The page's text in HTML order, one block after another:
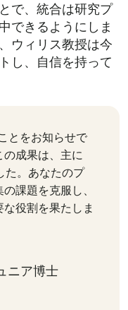
で、統合は研究プ
できるようにしま
ウィリス教授は今
し、自信を持って
とをお知らせで
の成果は、主に
た。あなたのプ
課題を克服し、
役割を果たしま
ニア博士